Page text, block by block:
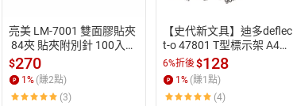
亮美 LM-7001 雙面膠貼夾
84夾 貼夾附別針 100入
(約2.4X1.3cm) 識別證/名
牌/證件套/工作證【APP
滿額下單10%點數(單一帳
號最高1500點)】8/31止
$270
1 % (賺2點)
(3)
【史代新文具】迪多deflec
t-o 47801 T型標示架 A4
(直式)
6%折後$128
1% (賺1點)
(4)